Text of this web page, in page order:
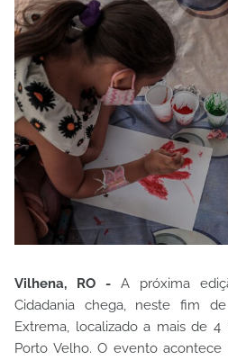
Vilhena, RO - A próxima
Cidadania chega, neste fim
Extrema, localizado a mais de
Porto Velho. O evento